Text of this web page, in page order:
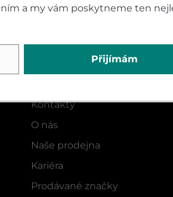
HONDA VELSBIKE
Kontakty
O nás
Naše prodejna
Kariéra
Prodávané značky
a my vám poskytneme ten
Přijímám